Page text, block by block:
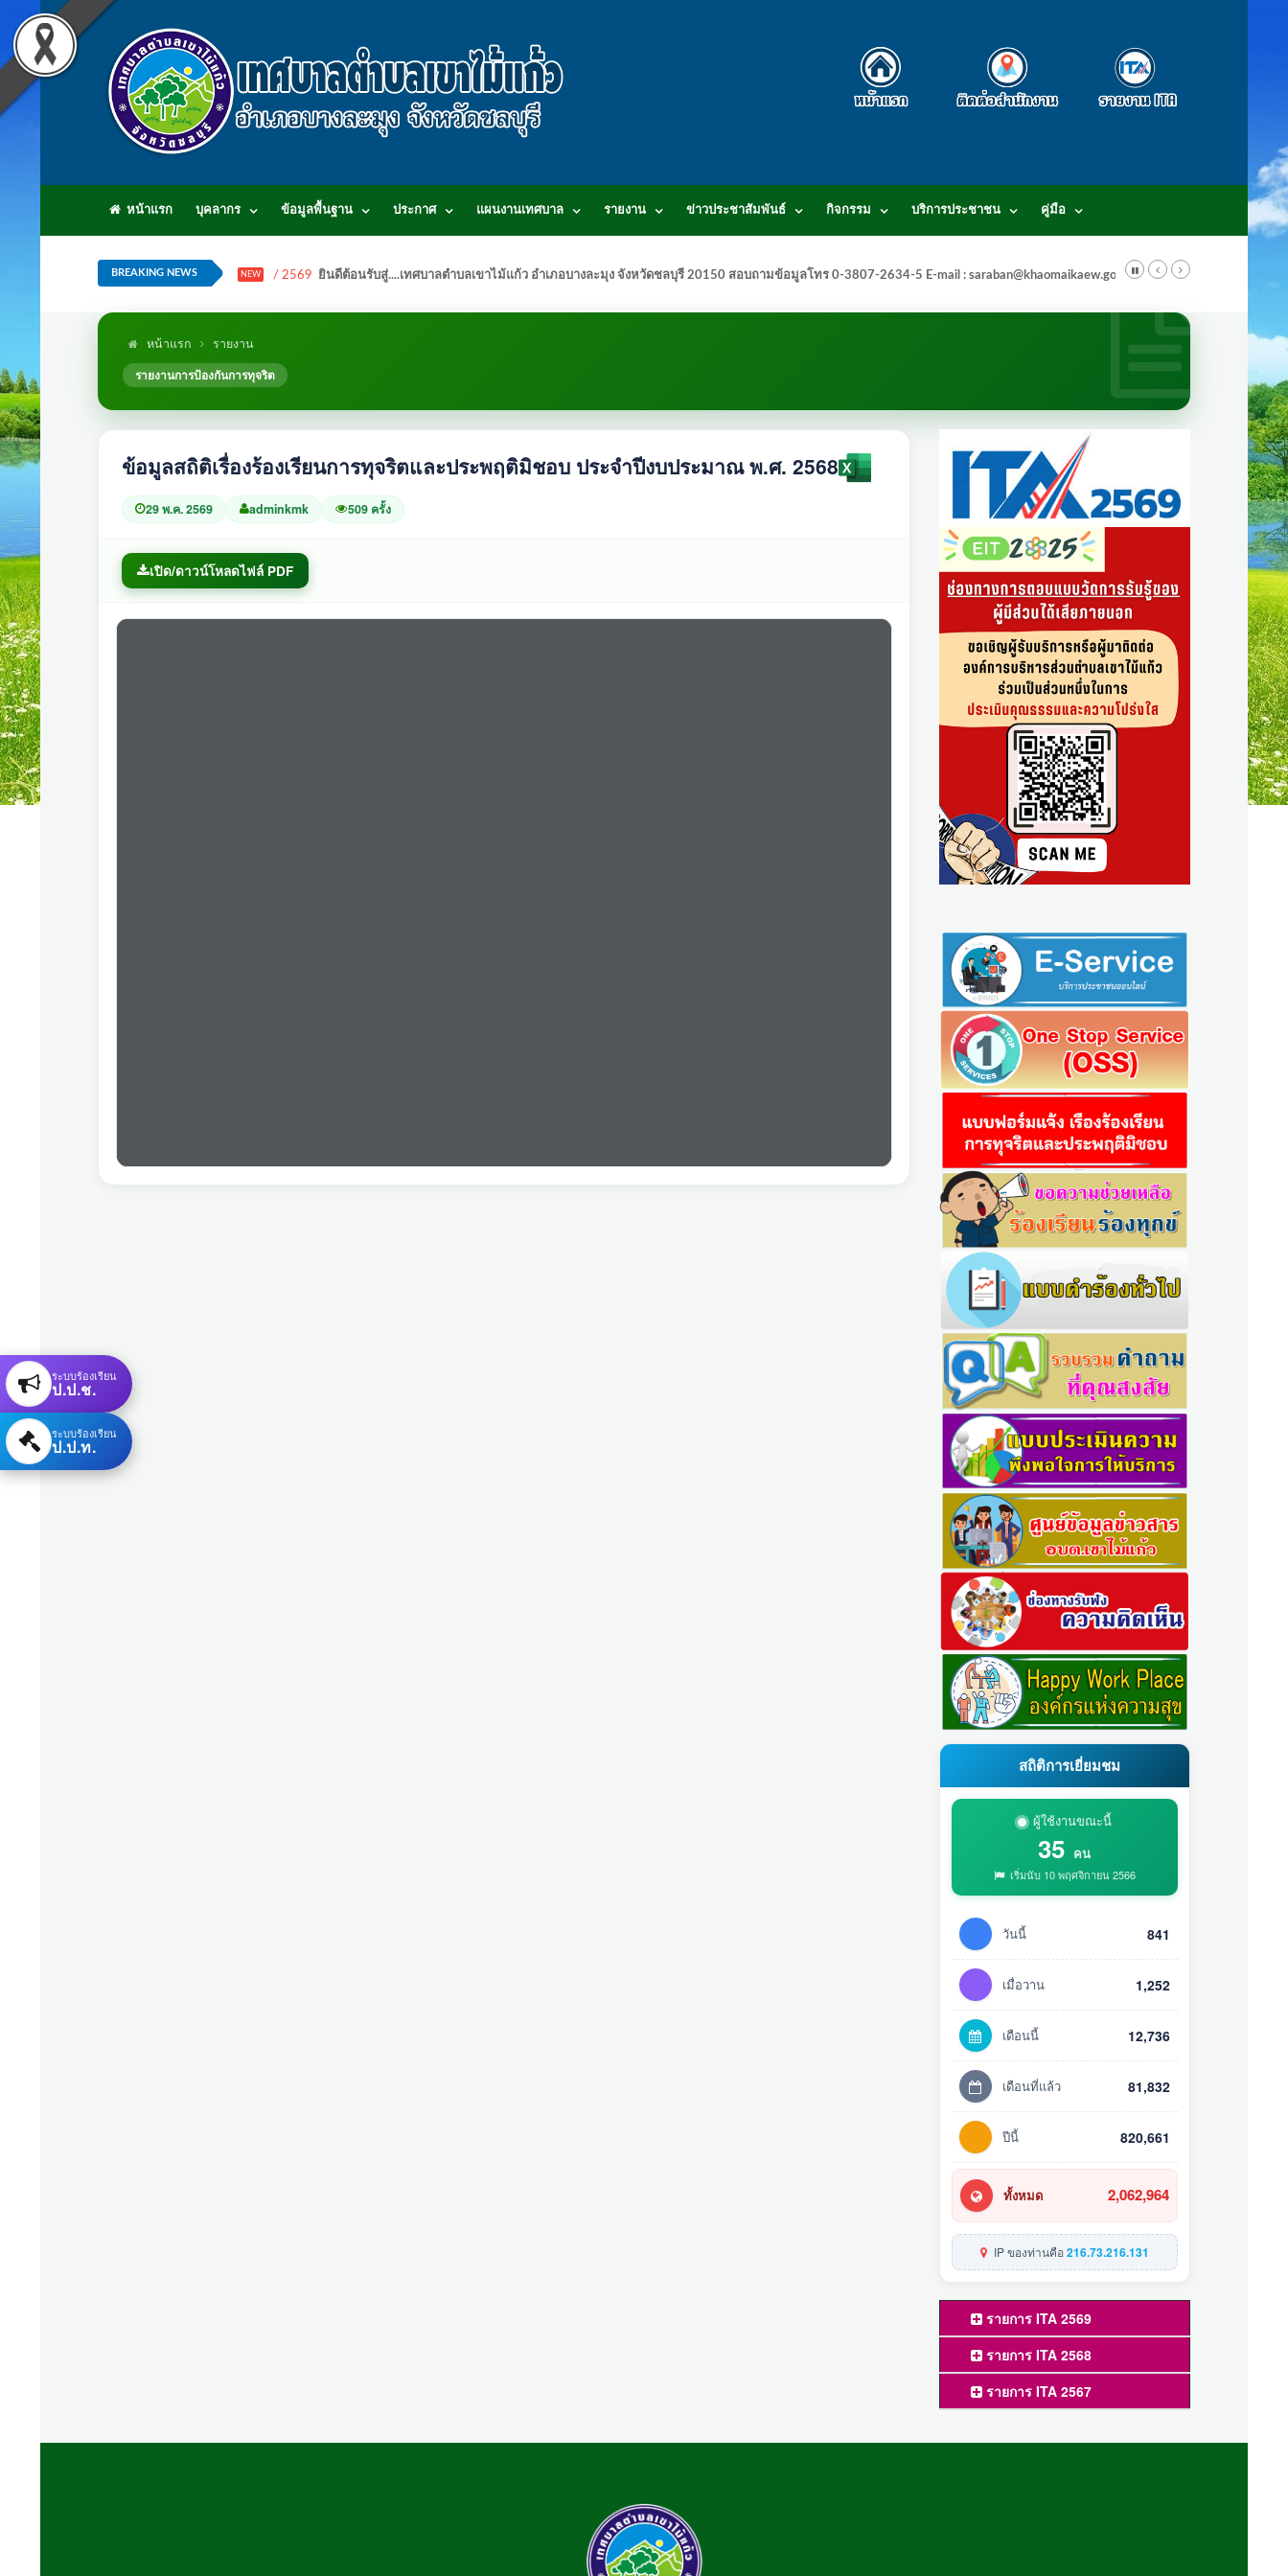
หน้าแรก บุคลากร ข้อมูลพื้นฐาน ประกาศ แผนงานเทศบาล รายงาน ข่าวประชาสัมพันธ์ กิจกรรม บริการประชาชน คู่มือ
BREAKING NEWS NEW / 2569 ยินดีต้อนรับสู่....เทศบาลตำบลเขาไม้แก้ว อำเภอบางละมุง จังหวัดชลบุรี 20150 สอบถามข้อมูลโทร 0-3807-2634-5 E-mail : saraban@khaomaikaew.go.th
หน้าแรก
รายงาน
รายงานการป้องกันการทุจริต
ข้อมูลสถิติเรื่องร้องเรียนการทุจริตและประพฤติมิชอบ ประจำปีงบประมาณ พ.ศ. 2568
29 พ.ค. 2569 adminkmk 509 ครั้ง
เปิด/ดาวน์โหลดไฟล์ PDF
สถิติการเยี่ยมชม
ผู้ใช้งานขณะนี้
35 คน
เริ่มนับ 10 พฤศจิกายน 2566
วันนี้ 841
เมื่อวาน 1,252
เดือนนี้ 12,736
เดือนที่แล้ว 81,832
ปีนี้ 820,661
ทั้งหมด 2,062,964
IP ของท่านคือ216.73.216.131
รายการ ITA 2569
รายการ ITA 2568
รายการ ITA 2567
ระบบร้องเรียน
ป.ป.ช.
ระบบร้องเรียน
ป.ป.ท.